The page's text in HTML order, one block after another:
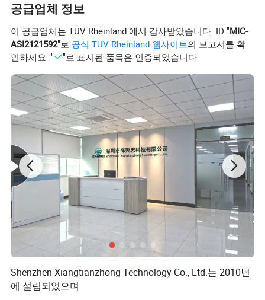
공급업체 정보
이 공급업체는 TÜV Rheinland 에서 감사받았습니다. ID "MIC-
ASI2121592"로 공식 TÜV Rheinland 웹사이트의 보고서를 확
인하세요. "
"로 표시된 품목은 인증되었습니다.
Shenzhen Xiangtianzhong Technology Co., Ltd.는 2010년
에 설립되었으며